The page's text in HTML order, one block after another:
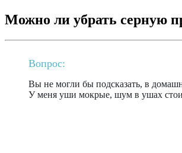
Можно ли убрать серную
Вопрос:
Вы не могли бы подсказать, в
У меня уши мокрые, шум в ушах